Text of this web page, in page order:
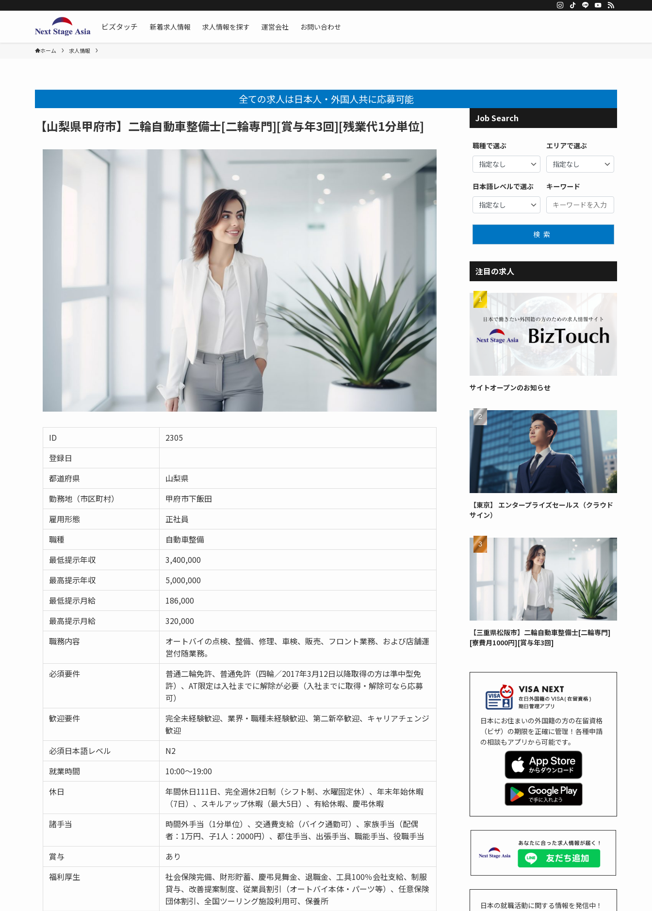
ビズタッチ
新着求人情報 求人情報を探す 運営会社 お問い合わせ
ホーム 求人情報
全ての求人は日本人・外国人共に応募可能
【山梨県甲府市】二輪自動車整備士[二輪専門][賞与年3回][残業代1分単位]
ID
2305
登録日
都道府県
山梨県
勤務地（市区町村）
甲府市下飯田
雇用形態
正社員
職種
自動車整備
最低提示年収
3,400,000
最高提示年収
5,000,000
最低提示月給
186,000
最高提示月給
320,000
職務内容
オートバイの点検、整備、修理、車検、販売、フロント業務、および店舗運
営付随業務。
必須要件
普通二輪免許、普通免許（四輪／2017年3月12日以降取得の方は準中型免
許）、AT限定は入社までに解除が必要（入社までに取得・解除可なら応募
可）
歓迎要件
完全未経験歓迎、業界・職種未経験歓迎、第二新卒歓迎、キャリアチェンジ
歓迎
必須日本語レベル
N2
就業時間
10:00～19:00
休日
年間休日111日、完全週休2日制（シフト制、水曜固定休）、年末年始休暇
（7日）、スキルアップ休暇（最大5日）、有給休暇、慶弔休暇
諸手当
時間外手当（1分単位）、交通費支給（バイク通勤可）、家族手当（配偶
者：1万円、子1人：2000円）、都住手当、出張手当、職能手当、役職手当
賞与
あり
福利厚生
社会保険完備、財形貯蓄、慶弔見舞金、退職金、工具100％会社支給、制服
貸与、改善提案制度、従業員割引（オートバイ本体・パーツ等）、任意保険
団体割引、全国ツーリング施設利用可、保養所
Job Search
職種で選ぶ エリアで選ぶ
日本語レベルで選ぶ キーワード
検索
注目の求人
サイトオープンのお知らせ
【東京】 エンタープライズセールス（クラウド
サイン）
【三重県松阪市】二輪自動車整備士[二輪専門]
[寮費月1000円][賞与年3回]
日本にお住まいの外国籍の方の在留資格
（ビザ）の期限を正確に管理！各種申請
の相談もアプリから可能です。
日本の就職活動に関する情報を発信中！